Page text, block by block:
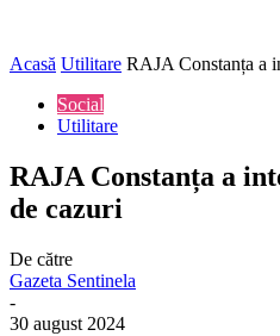
Acasă Utilitare RAJA Constanța a
Social
Utilitare
RAJA Constanța a
de cazuri
De către
Gazeta Sentinela
-
30 august 2024